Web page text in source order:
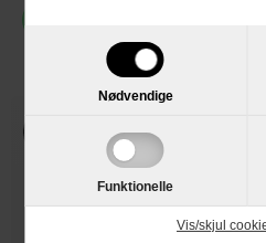
Nødvendige
Funktionelle
Vis/skjul